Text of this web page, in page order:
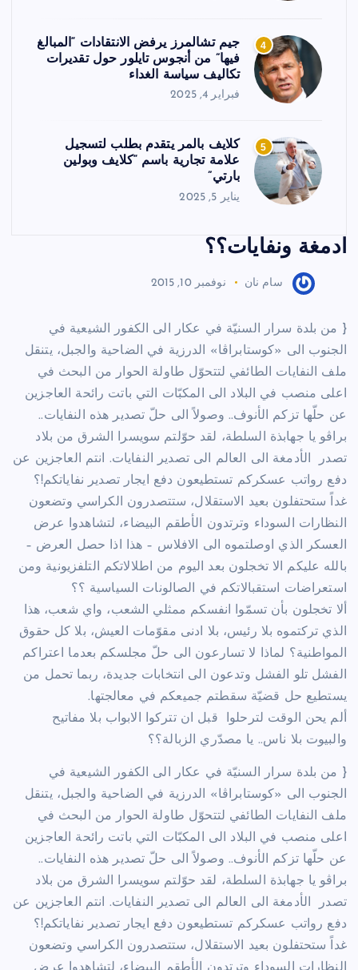
4
جيم تشالمرز يرفض الانتقادات “المبالغ
فيها” من أنجوس تايلور حول تقديرات
تكاليف سياسة الغداء
فبراير 4, 2025
5
كلايف بالمر يتقدم بطلب لتسجيل
علامة تجارية باسم “كلايف وبولين
بارتي”
يناير 5, 2025
ادمغة ونفايات؟؟
سام نان نوفمبر 10, 2015
{ من بلدة سرار السنيّة في عكار الى الكفور الشيعية في
الجنوب الى «كوستابراڤا» الدرزية في الضاحية والجبل، يتنقل
ملف النفايات الطائفي لتتحوّل طاولة الحوار من البحث في
اعلى منصب في البلاد الى المكبّات التي باتت رائحة العاجزين
عن حلّها تزكم الأنوف.. وصولاً الى حلّ تصدير هذه النفايات..
براڤو يا جهابذة السلطة، لقد حوّلتم سويسرا الشرق من بلاد
تصدر الأدمغة الى العالم الى تصدير النفايات. انتم العاجزين عن
دفع رواتب عسكركم تستطيعون دفع ايجار تصدير نفاياتكم!؟
غداً ستحتفلون بعيد الاستقلال، ستتصدرون الكراسي وتضعون
النظارات السوداء وترتدون الأطقم البيضاء، لتشاهدوا عرض
العسكر الذي اوصلتموه الى الافلاس – هذا اذا حصل العرض –
بالله عليكم الا تخجلون بعد اليوم من اطلالاتكم التلفزيونية ومن
استعراضات استقبالاتكم في الصالونات السياسية ؟؟
ألا تخجلون بأن تسمّوا انفسكم ممثلي الشعب، واي شعب، هذا
الذي تركتموه بلا رئيس، بلا ادنى مقوّمات العيش، بلا كل حقوق
المواطنية؟ لماذا لا تسارعون الى حلّ مجلسكم بعدما اعتراكم
الفشل تلو الفشل وتدعون الى انتخابات جديدة، ربما تحمل من
يستطيع حل قضيّة سقطتم جميعكم في معالجتها.
ألم يحن الوقت لترحلوا قبل ان تتركوا الابواب بلا مفاتيح
والبيوت بلا ناس.. يا مصدّري الزبالة؟؟
{ من بلدة سرار السنيّة في عكار الى الكفور الشيعية في
الجنوب الى «كوستابراڤا» الدرزية في الضاحية والجبل، يتنقل
ملف النفايات الطائفي لتتحوّل طاولة الحوار من البحث في
اعلى منصب في البلاد الى المكبّات التي باتت رائحة العاجزين
عن حلّها تزكم الأنوف.. وصولاً الى حلّ تصدير هذه النفايات..
براڤو يا جهابذة السلطة، لقد حوّلتم سويسرا الشرق من بلاد
تصدر الأدمغة الى العالم الى تصدير النفايات. انتم العاجزين عن
دفع رواتب عسكركم تستطيعون دفع ايجار تصدير نفاياتكم!؟
غداً ستحتفلون بعيد الاستقلال، ستتصدرون الكراسي وتضعون